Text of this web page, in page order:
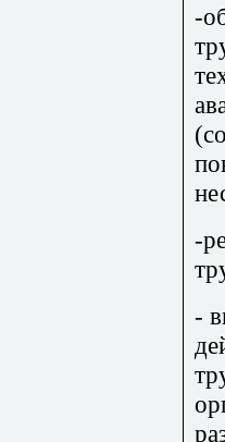
-
-
-